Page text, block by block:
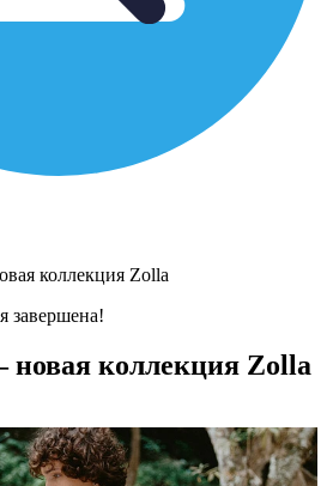
коллекция Zolla
завершена!
коллекция Zolla